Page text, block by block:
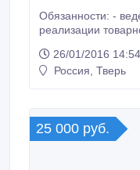
Обязанности: -
реализации
- маркетинговые
поставщиками и
проведении
- официальное
рост -
26/01/2016 14:54
Россия, Тверь
25 000 руб.